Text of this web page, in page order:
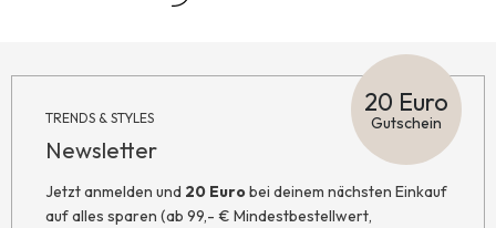
TRENDS & STYLES
Newsletter
20 Euro
Gutschein
Jetzt anmelden und 20 Eurobei deinem nächsten Einkauf
auf alles sparen (ab 99,- € Mindestbestellwert,